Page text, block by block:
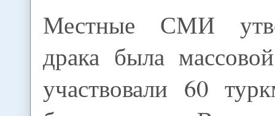
Местные СМИ
драка была
участвовали 60